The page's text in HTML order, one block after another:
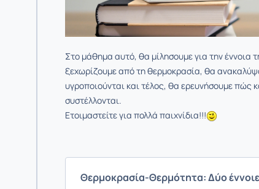
Στο μάθημα αυτό, θα μίλησουμε για την έννοια
ξεχωρίζουμε από τη θερμοκρασία, θα
υγροποιούνται και τέλος, θα ερευνήσουμε πώς
συστέλλονται.
Ετοιμαστείτε για πολλά παιχνίδια!!!
Θερμοκρασία-Θερμότητα: Δύο